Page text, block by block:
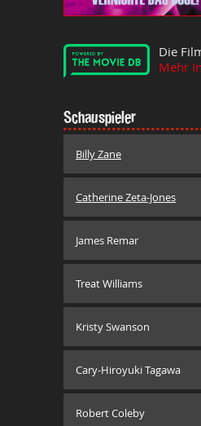
Die
Mehr
Schauspieler
Billy Zane
Catherine Zeta-Jones
James Remar
Treat Williams
Kristy Swanson
Cary-Hiroyuki Tagawa
Robert Coleby